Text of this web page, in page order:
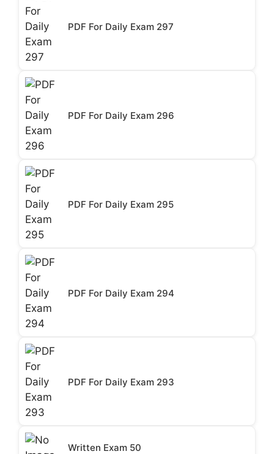
PDF For Daily Exam 297
PDF For Daily Exam 296
PDF For Daily Exam 295
PDF For Daily Exam 294
PDF For Daily Exam 293
Written Exam 50